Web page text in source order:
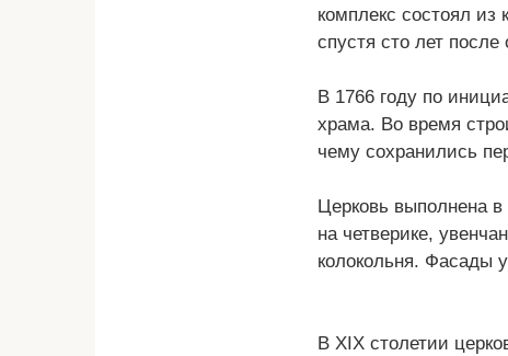
комплекс состоял
спустя сто лет
В 1766 году по
храма. Во время
чему сохранились
Церковь выполнена в
на четверике,
колокольня. Фасады
В XIX столетии